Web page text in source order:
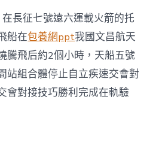
宙
快
遞”
見
證
“天
船”
實
長征七號遠六運載火箭的托
船在包養網ppt我國文昌航天
騰飛后約2個小時，天船五號
站組合體停止自立疾速交會對
會對接技巧勝利完成在軌驗